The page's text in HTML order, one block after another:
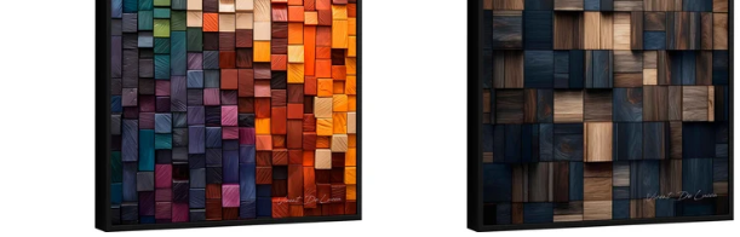
c
t
i
o